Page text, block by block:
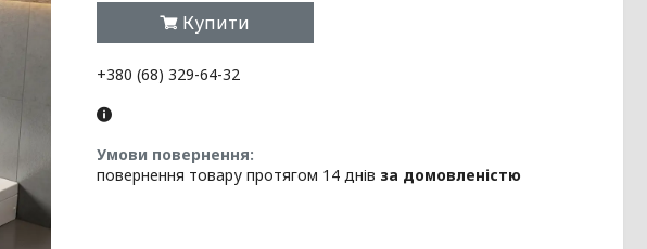
Купити
+380 (68) 329-64-32
повернення товару протягом 14 днів за домовленістю